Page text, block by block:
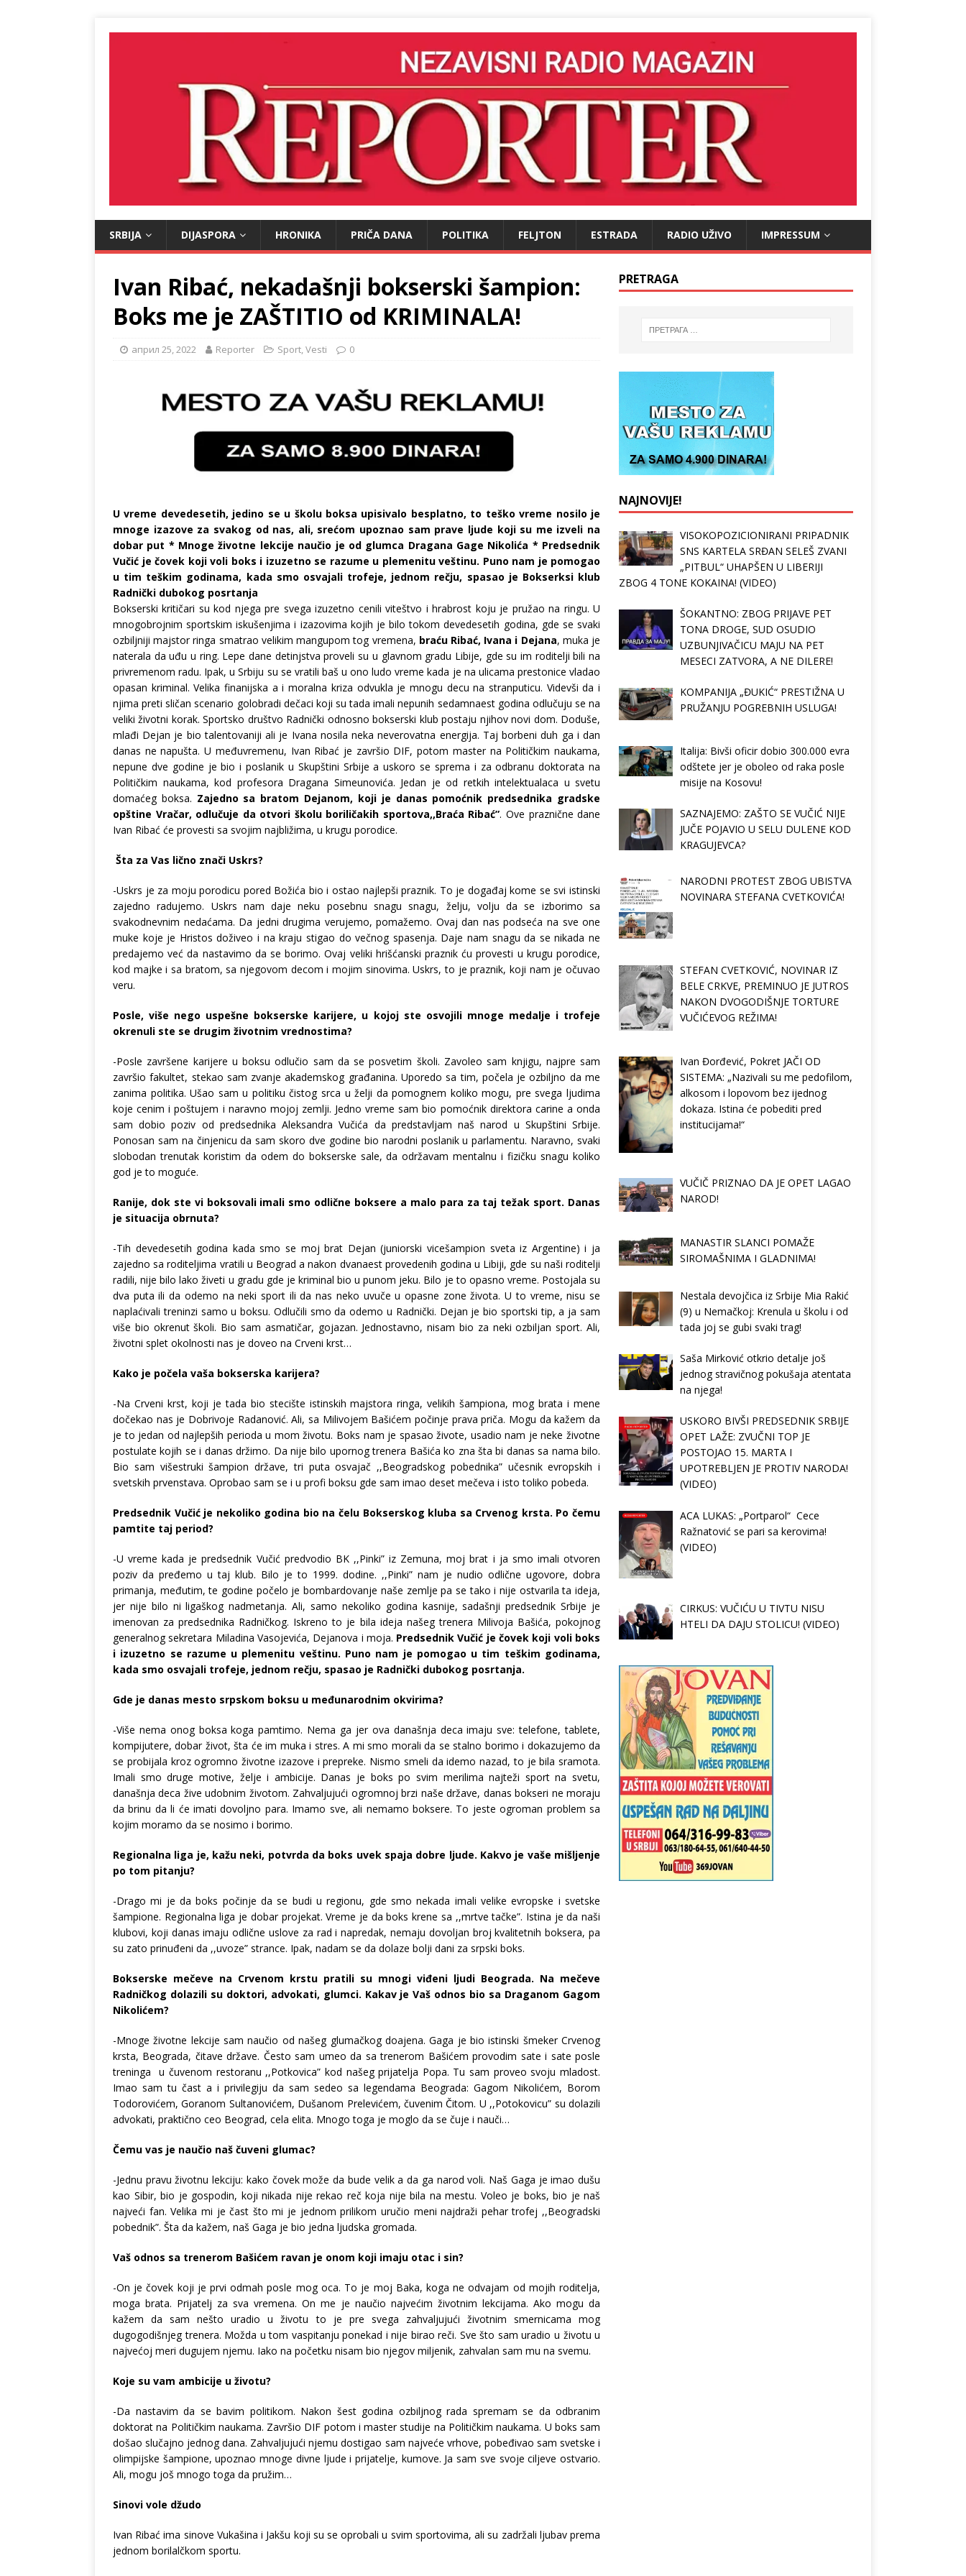
SRBIJA DIJASPORA HRONIKA PRIČA DANA POLITIKA FELJTON ESTRADA RADIO UŽIVO IMPRESSUM
Ivan Ribać, nekadašnji bokserski šampion:
Boks me je ZAŠTITIO od KRIMINALA!
април 25, 2022 Reporter Sport,Vesti 0
U vreme devedesetih, jedino se u školu boksa upisivalo besplatno, to teško vreme nosilo je
mnoge izazove za svakog od nas, ali, srećom upoznao sam prave ljude koji su me izveli na
dobar put * Mnoge životne lekcije naučio je od glumca Dragana Gage Nikolića * Predsednik
Vučić je čovek koji voli boks i izuzetno se razume u plemenitu veštinu. Puno nam je pomogao
u tim teškim godinama, kada smo osvajali trofeje, jednom rečju, spasao je Bokserksi klub
Radnički dubokog posrtanja
Bokserski kritičari su kod njega pre svega izuzetno cenili viteštvo i hrabrost koju je pružao na ringu. U
mnogobrojnim sportskim iskušenjima i izazovima kojih je bilo tokom devedesetih godina, gde se svaki
ozbiljniji majstor ringa smatrao velikim mangupom tog vremena, braću Ribać, Ivana i Dejana, muka je
naterala da uđu u ring. Lepe dane detinjstva proveli su u glavnom gradu Libije, gde su im roditelji bili na
privremenom radu. Ipak, u Srbiju su se vratili baš u ono ludo vreme kada je na ulicama prestonice vladao
opasan kriminal. Velika finanijska a i moralna kriza odvukla je mnogu decu na stranputicu. Videvši da i
njima preti sličan scenario golobradi dečaci koji su tada imali nepunih sedamnaest godina odlučuju se na
veliki životni korak. Sportsko društvo Radnički odnosno bokserski klub postaju njihov novi dom. Doduše,
mlađi Dejan je bio talentovaniji ali je Ivana nosila neka neverovatna energija. Taj borbeni duh ga i dan
danas ne napušta. U međuvremenu, Ivan Ribać je završio DIF, potom master na Političkim naukama,
nepune dve godine je bio i poslanik u Skupštini Srbije a uskoro se sprema i za odbranu doktorata na
Političkim naukama, kod profesora Dragana Simeunovića. Jedan je od retkih intelektualaca u svetu
domaćeg boksa. Zajedno sa bratom Dejanom, koji je danas pomoćnik predsednika gradske
opštine Vračar, odlučuje da otvori školu boriličakih sportova,,Braća Ribać”. Ove praznične dane
Ivan Ribać će provesti sa svojim najbližima, u krugu porodice.
Šta za Vas lično znači Uskrs?
-Uskrs je za moju porodicu pored Božića bio i ostao najlepši praznik. To je događaj kome se svi istinski
zajedno radujemo. Uskrs nam daje neku posebnu snagu snagu, želju, volju da se izborimo sa
svakodnevnim nedaćama. Da jedni drugima verujemo, pomažemo. Ovaj dan nas podseća na sve one
muke koje je Hristos doživeo i na kraju stigao do večnog spasenja. Daje nam snagu da se nikada ne
predajemo već da nastavimo da se borimo. Ovaj veliki hrišćanski praznik ću provesti u krugu porodice,
kod majke i sa bratom, sa njegovom decom i mojim sinovima. Uskrs, to je praznik, koji nam je očuvao
veru.
Posle, više nego uspešne bokserske karijere, u kojoj ste osvojili mnoge medalje i trofeje
okrenuli ste se drugim životnim vrednostima?
-Posle završene karijere u boksu odlučio sam da se posvetim školi. Zavoleo sam knjigu, najpre sam
završio fakultet, stekao sam zvanje akademskog građanina. Uporedo sa tim, počela je ozbiljno da me
zanima politika. Ušao sam u politiku čistog srca u želji da pomognem koliko mogu, pre svega ljudima
koje cenim i poštujem i naravno mojoj zemlji. Jedno vreme sam bio pomoćnik direktora carine a onda
sam dobio poziv od predsednika Aleksandra Vučića da predstavljam naš narod u Skupštini Srbije.
Ponosan sam na činjenicu da sam skoro dve godine bio narodni poslanik u parlamentu. Naravno, svaki
slobodan trenutak koristim da odem do bokserske sale, da održavam mentalnu i fizičku snagu koliko
god je to moguće.
Ranije, dok ste vi boksovali imali smo odlične boksere a malo para za taj težak sport. Danas
je situacija obrnuta?
-Tih devedesetih godina kada smo se moj brat Dejan (juniorski vicešampion sveta iz Argentine) i ja
zajedno sa roditeljima vratili u Beograd a nakon dvanaest provedenih godina u Libiji, gde su naši roditelji
radili, nije bilo lako živeti u gradu gde je kriminal bio u punom jeku. Bilo je to opasno vreme. Postojala su
dva puta ili da odemo na neki sport ili da nas neko uvuče u opasne zone života. U to vreme, nisu se
naplaćivali treninzi samo u boksu. Odlučili smo da odemo u Radnički. Dejan je bio sportski tip, a ja sam
više bio okrenut školi. Bio sam asmatičar, gojazan. Jednostavno, nisam bio za neki ozbiljan sport. Ali,
životni splet okolnosti nas je doveo na Crveni krst…
Kako je počela vaša bokserska karijera?
-Na Crveni krst, koji je tada bio stecište istinskih majstora ringa, velikih šampiona, mog brata i mene
dočekao nas je Dobrivoje Radanović. Ali, sa Milivojem Bašićem počinje prava priča. Mogu da kažem da
je to jedan od najlepših perioda u mom životu. Boks nam je spasao živote, usadio nam je neke životne
postulate kojih se i danas držimo. Da nije bilo upornog trenera Bašića ko zna šta bi danas sa nama bilo.
Bio sam višestruki šampion države, tri puta osvajač ,,Beogradskog pobednika” učesnik evropskih i
svetskih prvenstava. Oprobao sam se i u profi boksu gde sam imao deset mečeva i isto toliko pobeda.
Predsednik Vučić je nekoliko godina bio na čelu Bokserskog kluba sa Crvenog krsta. Po čemu
pamtite taj period?
-U vreme kada je predsednik Vučić predvodio BK ,,Pinki” iz Zemuna, moj brat i ja smo imali otvoren
poziv da pređemo u taj klub. Bilo je to 1999. dodine. ,,Pinki” nam je nudio odlične ugovore, dobra
primanja, međutim, te godine počelo je bombardovanje naše zemlje pa se tako i nije ostvarila ta ideja,
jer nije bilo ni ligaškog nadmetanja. Ali, samo nekoliko godina kasnije, sadašnji predsednik Srbije je
imenovan za predsednika Radničkog. Iskreno to je bila ideja našeg trenera Milivoja Bašića, pokojnog
generalnog sekretara Miladina Vasojevića, Dejanova i moja. Predsednik Vučić je čovek koji voli boks
i izuzetno se razume u plemenitu veštinu. Puno nam je pomogao u tim teškim godinama,
kada smo osvajali trofeje, jednom rečju, spasao je Radnički dubokog posrtanja.
Gde je danas mesto srpskom boksu u međunarodnim okvirima?
-Više nema onog boksa koga pamtimo. Nema ga jer ova današnja deca imaju sve: telefone, tablete,
kompijutere, dobar život, šta će im muka i stres. A mi smo morali da se stalno borimo i dokazujemo da
se probijala kroz ogromno životne izazove i prepreke. Nismo smeli da idemo nazad, to je bila sramota.
Imali smo druge motive, želje i ambicije. Danas je boks po svim merilima najteži sport na svetu,
današnja deca žive udobnim životom. Zahvaljujući ogromnoj brzi naše države, danas bokseri ne moraju
da brinu da li će imati dovoljno para. Imamo sve, ali nemamo boksere. To jeste ogroman problem sa
kojim moramo da se nosimo i borimo.
Regionalna liga je, kažu neki, potvrda da boks uvek spaja dobre ljude. Kakvo je vaše mišljenje
po tom pitanju?
-Drago mi je da boks počinje da se budi u regionu, gde smo nekada imali velike evropske i svetske
šampione. Regionalna liga je dobar projekat. Vreme je da boks krene sa ,,mrtve tačke”. Istina je da naši
klubovi, koji danas imaju odlične uslove za rad i napredak, nemaju dovoljan broj kvalitetnih boksera, pa
su zato prinuđeni da ,,uvoze” strance. Ipak, nadam se da dolaze bolji dani za srpski boks.
Bokserske mečeve na Crvenom krstu pratili su mnogi viđeni ljudi Beograda. Na mečeve
Radničkog dolazili su doktori, advokati, glumci. Kakav je Vaš odnos bio sa Draganom Gagom
Nikolićem?
-Mnoge životne lekcije sam naučio od našeg glumačkog doajena. Gaga je bio istinski šmeker Crvenog
krsta, Beograda, čitave države. Često sam umeo da sa trenerom Bašićem provodim sate i sate posle
treninga u čuvenom restoranu ,,Potkovica” kod našeg prijatelja Popa. Tu sam proveo svoju mladost.
Imao sam tu čast a i privilegiju da sam sedeo sa legendama Beograda: Gagom Nikolićem, Borom
Todorovićem, Goranom Sultanovićem, Dušanom Prelevićem, čuvenim Čitom. U ,,Potokovicu” su dolazili
advokati, praktično ceo Beograd, cela elita. Mnogo toga je moglo da se čuje i nauči…
Čemu vas je naučio naš čuveni glumac?
-Jednu pravu životnu lekciju: kako čovek može da bude velik a da ga narod voli. Naš Gaga je imao dušu
kao Sibir, bio je gospodin, koji nikada nije rekao reč koja nije bila na mestu. Voleo je boks, bio je naš
najveći fan. Velika mi je čast što mi je jednom prilikom uručio meni najdraži pehar trofej ,,Beogradski
pobednik”. Šta da kažem, naš Gaga je bio jedna ljudska gromada.
Vaš odnos sa trenerom Bašićem ravan je onom koji imaju otac i sin?
-On je čovek koji je prvi odmah posle mog oca. To je moj Baka, koga ne odvajam od mojih roditelja,
moga brata. Prijatelj za sva vremena. On me je naučio najvećim životnim lekcijama. Ako mogu da
kažem da sam nešto uradio u životu to je pre svega zahvaljujući životnim smernicama mog
dugogodišnjeg trenera. Možda u tom vaspitanju ponekad i nije birao reči. Sve što sam uradio u životu u
najvećoj meri dugujem njemu. Iako na početku nisam bio njegov miljenik, zahvalan sam mu na svemu.
Koje su vam ambicije u životu?
-Da nastavim da se bavim politikom. Nakon šest godina ozbiljnog rada spremam se da odbranim
doktorat na Političkim naukama. Završio DIF potom i master studije na Političkim naukama. U boks sam
došao slučajno jednog dana. Zahvaljujući njemu dostigao sam najveće vrhove, pobeđivao sam svetske i
olimpijske šampione, upoznao mnoge divne ljude i prijatelje, kumove. Ja sam sve svoje ciljeve ostvario.
Ali, mogu još mnogo toga da pružim…
Sinovi vole džudo
Ivan Ribać ima sinove Vukašina i Jakšu koji su se oprobali u svim sportovima, ali su zadržali ljubav prema
jednom borilalčkom sportu.
PRETRAGA
NAJNOVIJE!
VISOKOPOZICIONIRANI PRIPADNIK
SNS KARTELA SRĐAN SELEŠ ZVANI
„PITBUL“ UHAPŠEN U LIBERIJI
ZBOG 4 TONE KOKAINA! (VIDEO)
ŠOKANTNO: ZBOG PRIJAVE PET
TONA DROGE, SUD OSUDIO
UZBUNJIVAČICU MAJU NA PET
MESECI ZATVORA, A NE DILERE!
KOMPANIJA „ĐUKIĆ“ PRESTIŽNA U
PRUŽANJU POGREBNIH USLUGA!
Italija: Bivši oficir dobio 300.000 evra
odštete jer je oboleo od raka posle
misije na Kosovu!
SAZNAJEMO: ZAŠTO SE VUČIĆ NIJE
JUČE POJAVIO U SELU DULENE KOD
KRAGUJEVCA?
NARODNI PROTEST ZBOG UBISTVA
NOVINARA STEFANA CVETKOVIĆA!
STEFAN CVETKOVIĆ, NOVINAR IZ
BELE CRKVE, PREMINUO JE JUTROS
NAKON DVOGODIŠNJE TORTURE
VUČIĆEVOG REŽIMA!
Ivan Đorđević, Pokret JAČI OD
SISTEMA: „Nazivali su me pedofilom,
alkosom i lopovom bez ijednog
dokaza. Istina će pobediti pred
institucijama!“
VUČIČ PRIZNAO DA JE OPET LAGAO
NAROD!
MANASTIR SLANCI POMAŽE
SIROMAŠNIMA I GLADNIMA!
Nestala devojčica iz Srbije Mia Rakić
(9) u Nemačkoj: Krenula u školu i od
tada joj se gubi svaki trag!
Saša Mirković otkrio detalje još
jednog stravičnog pokušaja atentata
na njega!
USKORO BIVŠI PREDSEDNIK SRBIJE
OPET LAŽE: ZVUČNI TOP JE
POSTOJAO 15. MARTA I
UPOTREBLJEN JE PROTIV NARODA!
(VIDEO)
ACA LUKAS: „Portparol“ Cece
Ražnatović se pari sa kerovima!
(VIDEO)
CIRKUS: VUČIĆU U TIVTU NISU
HTELI DA DAJU STOLICU! (VIDEO)